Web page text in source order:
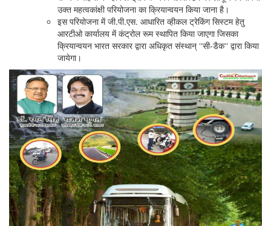
उक्त महत्वकांक्षी परियोजना का क्रियान्वयन किया जाना है।
इस परियोजना में जी.पी.एस. आधारित व्हीकल ट्रेकिंग सिस्टम हेतु
आरटीओ कार्यालय में कंट्रोल रूम स्थापित किया जाएगा जिसका
क्रियान्वयन भारत सरकार द्वारा अधिकृत संस्थान् ‘‘सी-डैक‘‘ द्वारा किया
जायेगा।